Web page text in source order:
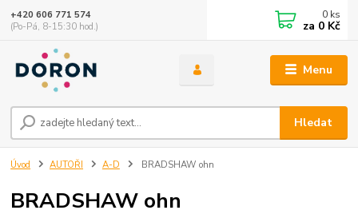
Menu
Hledat
+420 606 771 574
(Po-Pá, 8-15:30 hod.)
0 ks
za 0 Kč
Úvod AUTOŘI A-D BRADSHAW ohn
BRADSHAW ohn